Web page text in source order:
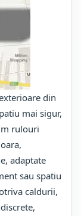
din
mai sigur,
rulouri
adaptate
sau spatiu
caldurii,